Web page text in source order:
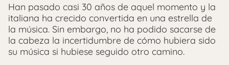
Han pasado casi 30 años de aquel momento y la
italiana ha crecido convertida en una estrella de
la música. Sin embargo, no ha podido sacarse de
la cabeza la incertidumbre de cómo hubiera sido
su música si hubiese seguido otro camino.